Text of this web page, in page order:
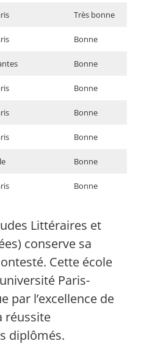
Très bonne
Bonne
Bonne
Bonne
Bonne
Bonne
Bonne
Bonne
Littéraires et
conserve sa
Cette école
Paris-
par l’excellence de
réussite
diplômés.